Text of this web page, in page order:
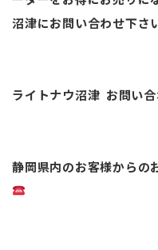
沼津にお問い合わせ下さ
ライトナウ沼津 お問い
静岡県内のお客様からの